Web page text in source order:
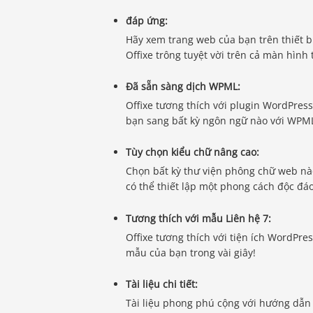
đáp ứng:
Hãy xem trang web của bạn trên thiết
Offixe trông tuyệt vời trên cả màn
Đã sẵn sàng dịch WPML:
Offixe tương thích với plugin
bạn sang bất kỳ ngôn ngữ nào với
Tùy chọn kiểu chữ nâng cao:
Chọn bất kỳ thư viện phông chữ web
có thể thiết lập một phong cách độc
Tương thích với mẫu Liên hệ 7:
Offixe tương thích với tiện ích
mẫu của bạn trong vài giây!
Tài liệu chi tiết:
Tài liệu phong phú cộng với hướng